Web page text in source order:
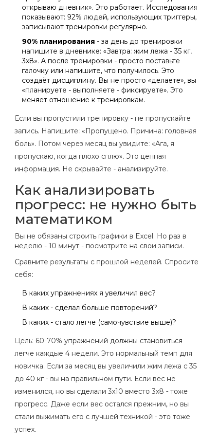
открываю дневник». Это работает. Исследования
показывают: 92% людей, использующих триггеры,
записывают тренировки регулярно.
90% планирования - за день до тренировки
напишите в дневнике: «Завтра: жим лежа - 35 кг,
3х8». А после тренировки - просто поставьте
галочку или напишите, что получилось. Это
создаёт дисциплину. Вы не просто «делаете», вы
«планируете - выполняете - фиксируете». Это
меняет отношение к тренировкам.
Если вы пропустили тренировку - не пропускайте
запись. Напишите: «Пропущено. Причина: головная
боль». Потом через месяц вы увидите: «Ага, я
пропускаю, когда плохо сплю». Это ценная
информация. Не скрывайте - анализируйте.
Как анализировать
прогресс: не нужно быть
математиком
Вы не обязаны строить графики в Excel. Но раз в
неделю - 10 минут - посмотрите на свои записи.
Сравните результаты с прошлой неделей. Спросите
себя:
В каких упражнениях я увеличил вес?
В каких - сделал больше повторений?
В каких - стало легче (самочувствие выше)?
Цель: 60-70% упражнений должны становиться
легче каждые 4 недели. Это нормальный темп для
новичка. Если за месяц вы увеличили жим лежа с 35
до 40 кг - вы на правильном пути. Если вес не
изменился, но вы сделали 3х10 вместо 3х8 - тоже
прогресс. Даже если вес остался прежним, но вы
стали выжимать его с лучшей техникой - это тоже
успех.